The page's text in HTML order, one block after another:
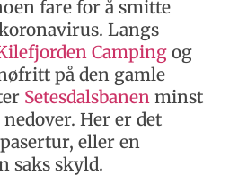
fare for å smitte
Langs
Camping og
på den gamle
Setesdalsbanen minst
Her er det
eller en
saks skyld.